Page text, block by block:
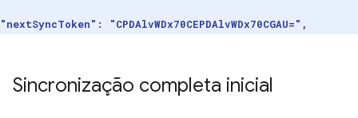
"nextSyncToken": "CPDAlvWDx70CEPDAlvWDx70CGAU=",
Sincronização completa inicial